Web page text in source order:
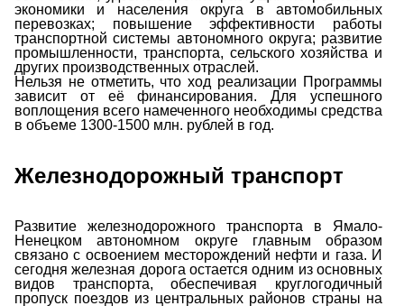
экономики и населения округа в автомобильных
перевозках; повышение эффективности работы
транспортной системы автономного округа; развитие
промышленности, транспорта, сельского хозяйства и
других производственных отраслей.
Нельзя не отметить, что ход реализации Программы
зависит от её финансирования. Для успешного
воплощения всего намеченного необходимы средства
в объеме 1300-1500 млн. рублей в год.
Железнодорожный транспорт
Развитие железнодорожного транспорта в Ямало-
Ненецком автономном округе главным образом
связано с освоением месторождений нефти и газа. И
сегодня железная дорога остается одним из основных
видов транспорта, обеспечивая круглогодичный
пропуск поездов из центральных районов страны на